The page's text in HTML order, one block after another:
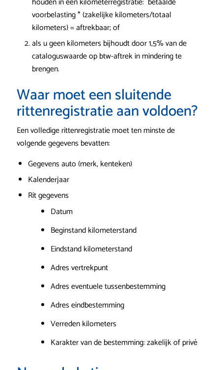
voorbelasting * (zakelijke kilometers/totaal
kilometers) = aftrekbaar; of
als u geen kilometers bijhoudt door 1,5% van de
cataloguswaarde op btw-aftrek in mindering te
brengen.
Waar moet een sluitende
rittenregistratie aan voldoen?
Een volledige rittenregistratie moet ten minste de
volgende gegevens bevatten:
Gegevens auto (merk, kenteken)
Kalenderjaar
Rit gegevens
Datum
Beginstand kilometerstand
Eindstand kilometerstand
Adres vertrekpunt
Adres eventuele tussenbestemming
Adres eindbestemming
Verreden kilometers
Karakter van de bestemming: zakelijk of privé